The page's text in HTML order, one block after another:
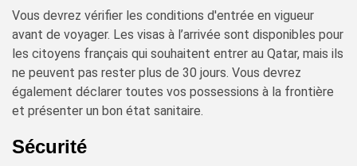
Vous devrez vérifier les conditions d'entrée en vigueur
avant de voyager. Les visas à l’arrivée sont disponibles pour
les citoyens français qui souhaitent entrer au Qatar, mais ils
ne peuvent pas rester plus de 30 jours. Vous devrez
également déclarer toutes vos possessions à la frontière
et présenter un bon état sanitaire.
Sécurité